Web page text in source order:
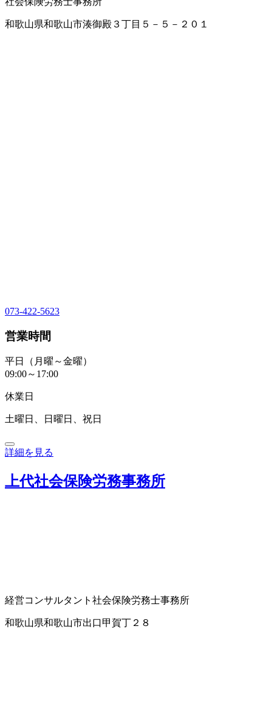
和歌山県和歌山市湊御殿３丁目５－５－２０１
073-422-5623
営業時間
平日（月曜～金曜）
09:00～17:00
休業日
土曜日、日曜日、祝日
詳細を見る
上代社会保険労務事務所
経営コンサルタント 社会保険労務士事務所
和歌山県和歌山市出口甲賀丁２８